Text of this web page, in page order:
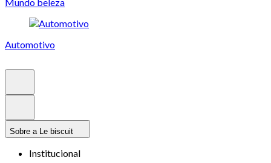
Automotivo
Sobre a Le biscuit
Institucional